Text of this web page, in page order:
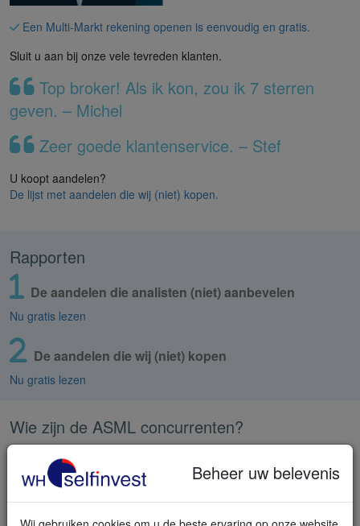
Een Multi-Markt rekening openen is eenvoudig en gratis.
Sluit u aan bij onze vele tevreden klanten.
Top broker! Als ik kon, zou ik 7 sterren
geven. – Michel
Zeer goede klantenservice. – Stef
U koopt aandelen?
De lijst met aandelen die wij (niet) kopen.
Rapporten
De aandelen die analisten (niet) aanbevelen
Nu gratis lezen
De aandelen die wij (niet) kopen
Nu gratis lezen
Wie zijn de ASML concurrenten?
100%. De concurrentie blijft beperkt blijft tot het oude DUV
marktsegment.
Beheer uw belevenis